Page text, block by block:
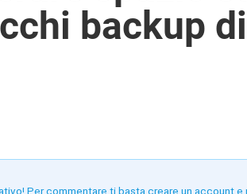
backup
Per commentare ti basta creare un account e